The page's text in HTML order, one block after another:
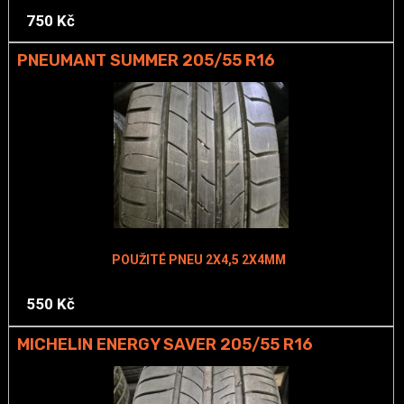
750 Kč
PNEUMANT SUMMER 205/55 R16
POUŽITÉ PNEU 2X4,5 2X4MM
550 Kč
MICHELIN ENERGY SAVER 205/55 R16